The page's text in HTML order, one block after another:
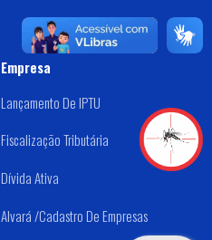
Empresa
Lançamento De IPTU
Fiscalização Tributária
Dívida Ativa
Alvará /Cadastro De Empresas